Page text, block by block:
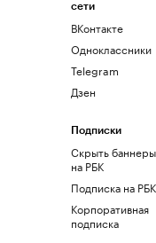
сети
ВКонтакте
Одноклассники
Telegram
Дзен
Подписки
Скрыть баннеры
на РБК
Подписка на РБК
Корпоративная
подписка